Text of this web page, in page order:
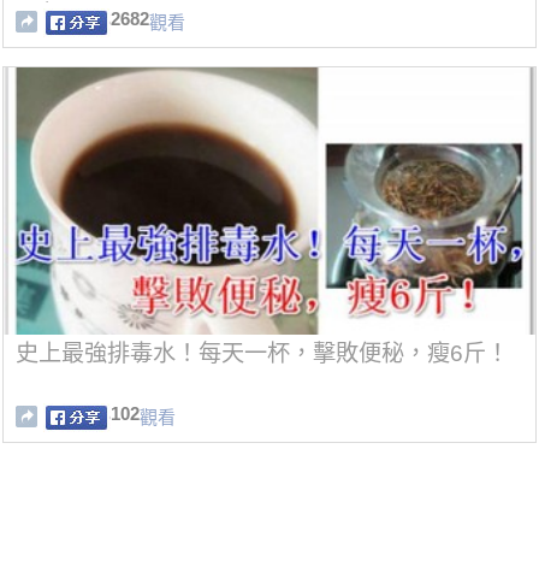
朋友！
2682觀看
史上最強排毒水！每天一杯，擊敗便秘，瘦6斤！
102觀看